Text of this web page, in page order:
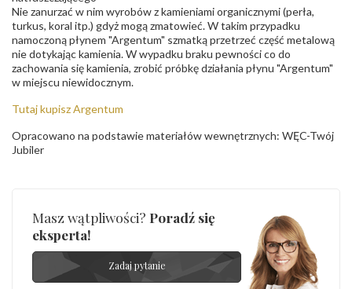
Nie zanurzać w nim wyrobów z kamieniami organicznymi (perła,
turkus, koral itp.) gdyż mogą zmatowieć. W takim przypadku
namoczoną płynem "Argentum" szmatką przetrzeć część metalową
nie dotykając kamienia. W wypadku braku pewności co do
zachowania się kamienia, zrobić próbkę działania płynu "Argentum"
w miejscu niewidocznym.
Tutaj kupisz Argentum
Opracowano na podstawie materiałów wewnętrznych: WĘC-Twój
Jubiler
Masz wątpliwości? Poradź się
eksperta!
Zadaj pytanie